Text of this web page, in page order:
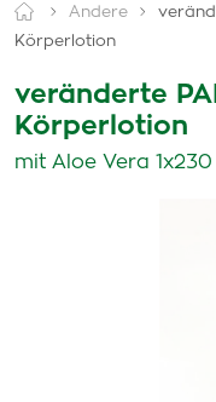
Andere
Körperlotion
veränderte
Körperlotion
mit Aloe Vera 1x230